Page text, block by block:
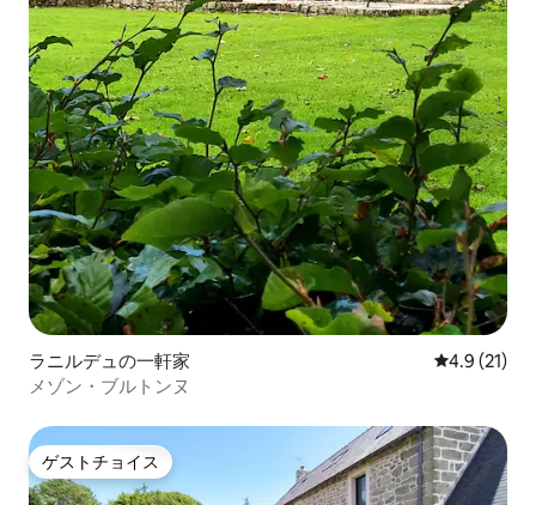
ラニルデュの一軒家 レビュー21
4.9 (21)
メゾン・ブルトンヌ
ゲストチョイス
ゲストチョイス